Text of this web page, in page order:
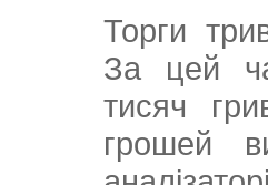
Торги
За цей
тисяч
грошей